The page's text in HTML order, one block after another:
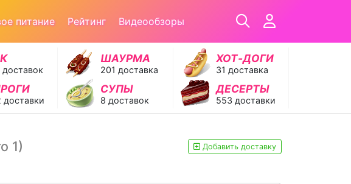
питание Рейтинг Видеообзоры
доставок
ШАУРМА
201 доставка
ХОТ‑ДОГИ
31 доставка
доставки
СУПЫ
8 доставок
ДЕСЕРТЫ
553 доставки
1) Добавить доставку